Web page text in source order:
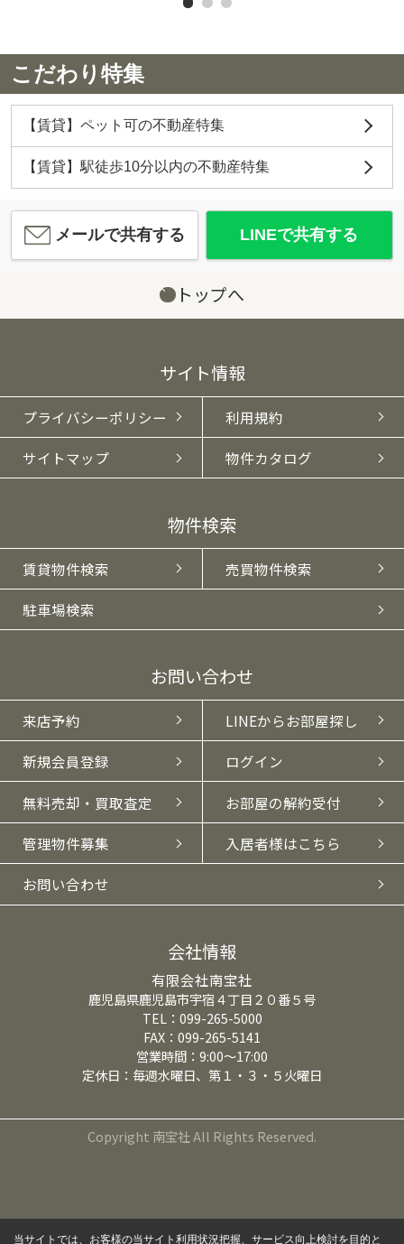
こだわり特集
【賃貸】ペット可の不動産特集
【賃貸】駅徒歩10分以内の不動産特集
メールで共有する LINEで共有する
トップへ
サイト情報
プライバシーポリシー 利用規約
サイトマップ 物件カタログ
物件検索
賃貸物件検索 売買物件検索
駐車場検索
お問い合わせ
来店予約 LINEからお部屋探し
新規会員登録 ログイン
無料売却・買取査定 お部屋の解約受付
管理物件募集 入居者様はこちら
お問い合わせ
会社情報
有限会社南宝社
鹿児島県鹿児島市宇宿４丁目２０番５号
TEL：099-265-5000
FAX：099-265-5141
営業時間：9:00～17:00
定休日：毎週水曜日、第１・３・５火曜日
Copyright 南宝社 All Rights Reserved.
当サイトでは、お客様の当サイト利用状況把握、サービス向上検討を目的と